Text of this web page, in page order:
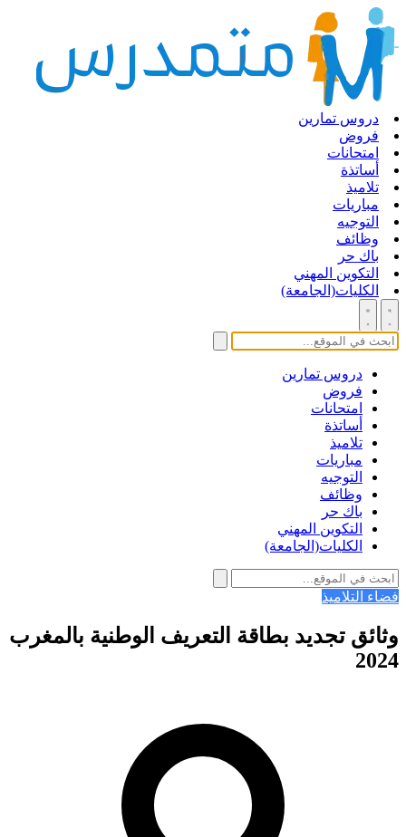
دروس تمارين
فروض
امتحانات
أساتذة
تلاميذ
مباريات
التوجيه
وظائف
باك حر
التكوين المهني
الكليات(الجامعة)
دروس تمارين
فروض
امتحانات
أساتذة
تلاميذ
مباريات
التوجيه
وظائف
باك حر
التكوين المهني
الكليات(الجامعة)
فضاء التلاميذ
وثائق تجديد بطاقة التعريف الوطنية بالمغرب
2024